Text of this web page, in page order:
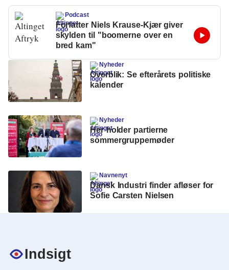
Hovedstaden
Idræt
Kommunal
Kultur
Maritim
Miljø
Sundhed
Transport
Udvikling
Podcast
Forfatter Niels Krause-Kjær giver
skylden til "boomerne over en
bred kam"
Nyheder
Overblik: Se efterårets politiske
kalender
Nyheder
Her holder partierne
sommergruppemøder
Navnenyt
Dansk Industri finder afløser for
Sofie Carsten Nielsen
Indsigt